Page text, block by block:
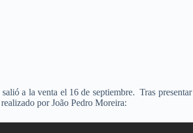
a la venta el 16 de septiembre. Tras presentar
por João Pedro Moreira: